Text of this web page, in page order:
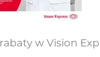
w Vision